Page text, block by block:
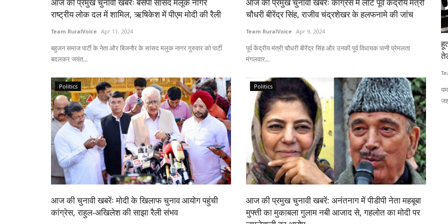
राष्ट्रीय लोक दल में शामिल, ऋषिकेश में पीएम मोदी की रैली
Team RuralVoice Apr 11, 2024
बहुजन समाज पार्टी के नेता और बिजनौर के सांसद मलूक नागर गुरुवार को पार्टी
बदलकर जयंत...
चौधरी बीरेंद्र सिंह, राजीव चंद्रशेखर के हलफनामे की जांच
Team RuralVoice Apr 9, 2024
पूर्व केंद्रीय मंत्री चौधरी बीरेंद्र सिंह और उनकी पूर्व विधायक पत्नी प्रेमलता
मंगलवार...
Politics
आज की चुनावी खबरेंः मोदी के खिलाफ चुनाव आयोग पहुंची
कांग्रेस, राहुल-अखिलेश की साझा रैली संभव
Politics
आज की प्रमुख चुनावी खबरें: अनंतनाग में पीडीपी नेता महबूबा
मुफ्ती का मुकाबला गुलाम नबी आजाद से, गहलोत का मोदी पर
करोड़ टन कम होगा
रूस-यूक्रेन युद्ध को
हीटवेव से मक्का फसल को हुए
उत्तर प्रदेश में मछलियों का होगा बीमा, मत्स्य पालन की
योजनाओं के लिए 31 जुलाई तक करें आवेदन
मत्स्य विभाग के अनुसार, मछलियों का बीमा पूरी तरह डिजिटल प्रक्रिया के माध्यम
से किया...
हूती धमकी से भारत-चीन जा रहे सऊदी तेल टैंकर लौटे, कच्चे
तेल की कीमतें छह सप्ताह के उच्चतम स्तर पर
यमन के हूती विद्रोहियों की धमकियों के बाद सऊदी बंदरगाहों से तेल ले जा रहे
जहाजों...